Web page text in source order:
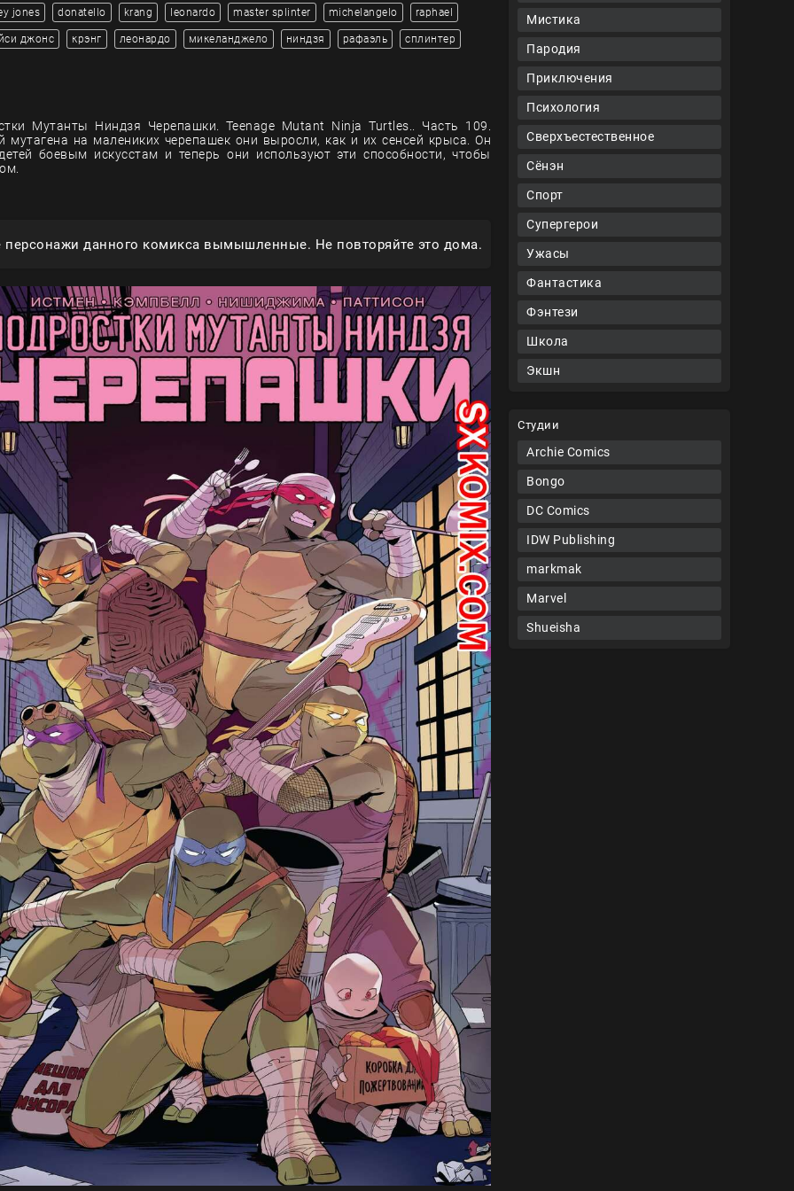
Мистика
Пародия
Приключения
Психология
Сверхъестественное
Сёнэн
Спорт
Супергерои
Ужасы
Фантастика
Фэнтези
Школа
Экшн
Студии
Archie Comics
Bongo
DC Comics
IDW Publishing
markmak
Marvel
Shueisha
jones donatello krang leonardo master splinter michelangelo raphael
джонс крэнг леонардо микеланджело ниндзя рафаэль сплинтер
Мутанты Ниндзя Черепашки. Teenage Mutant Ninja Turtles.. Часть 109.
мутагена на малениких черепашек они выросли, как и их сенсей крыса. Он
боевым искусстам и теперь они используют эти способности, чтобы
персонажи данного комикса вымышленные. Не повторяйте это дома.